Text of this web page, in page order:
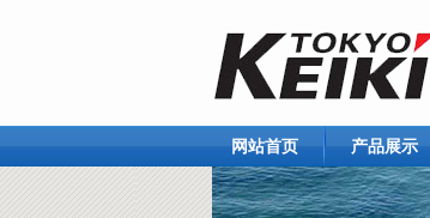
网站首页 产品展示